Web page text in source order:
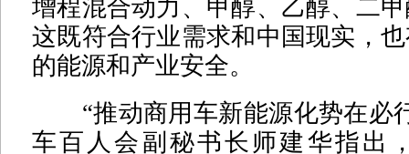
增程混合动力、甲醇、乙醇、二
这既符合行业需求和中国现实，
的能源和产业安全。
“推动商用车新能源化势在必
车百人会副秘书长师建华指出